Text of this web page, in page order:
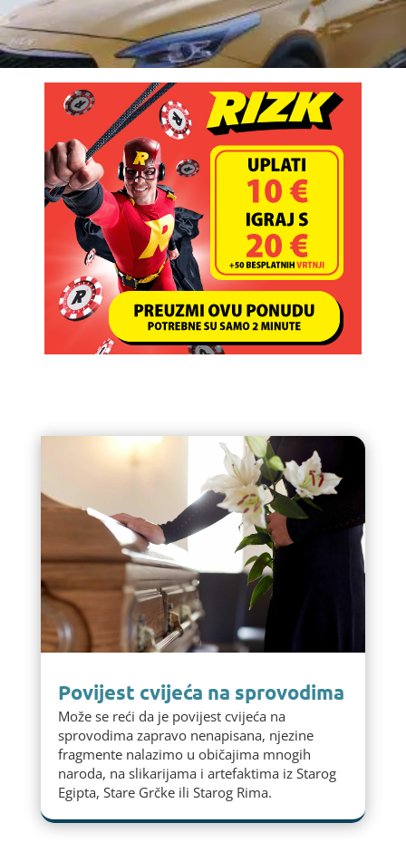
Povijest cvijeća na sprovodima
Može se reći da je povijest cvijeća na
sprovodima zapravo nenapisana, njezine
fragmente nalazimo u običajima mnogih
naroda, na slikarijama i artefaktima iz Starog
Egipta, Stare Grčke ili Starog Rima.